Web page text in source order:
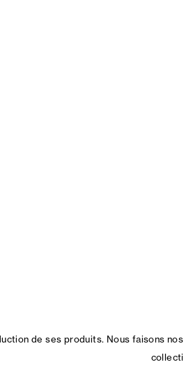
de ses produits. Nous faisons